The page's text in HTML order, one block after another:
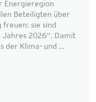
Energieregion
Beteiligten über
freuen: sie sind
Jahres 2026“. Damit
der Klima- und ...